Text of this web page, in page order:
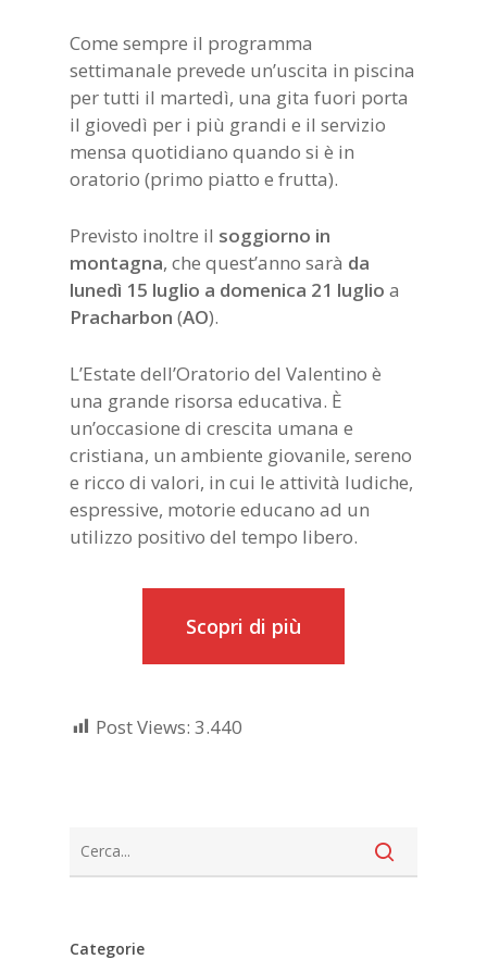
Come sempre il programma
settimanale prevede un’uscita in piscina
per tutti il martedì, una gita fuori porta
il giovedì per i più grandi e il servizio
mensa quotidiano quando si è in
oratorio (primo piatto e frutta).
Previsto inoltre il soggiorno in
montagna, che quest’anno sarà da
lunedì 15 luglio a domenica 21 luglioa
Pracharbon(AO).
L’Estate dell’Oratorio del Valentino è
una grande risorsa educativa. È
un’occasione di crescita umana e
cristiana, un ambiente giovanile, sereno
e ricco di valori, in cui le attività ludiche,
espressive, motorie educano ad un
utilizzo positivo del tempo libero.
Scopri di più
Post Views: 3.440
Categorie